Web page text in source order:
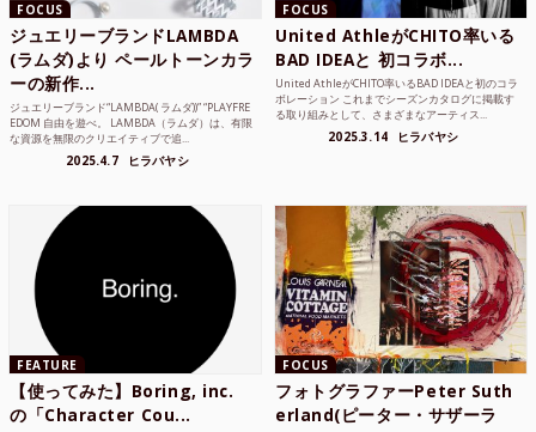
FOCUS
ジュエリーブランドLAMBDA
(ラムダ)より ペールトーンカラ
ーの新作...
ジュエリーブランド“LAMBDA( ラムダ))” “PLAYFRE
EDOM 自由を遊べ。 LAMBDA（ラムダ）は、有限
な資源を無限のクリエイティブで追...
2025.4.7 ヒラバヤシ
FOCUS
United AthleがCHITO率いる
BAD IDEAと 初コラボ...
United AthleがCHITO率いるBAD IDEAと初のコラ
ボレーション これまでシーズンカタログに掲載す
る取り組みとして、さまざまなアーティス...
2025.3.14 ヒラバヤシ
FEATURE
【使ってみた】Boring, inc.
の「Character Cou...
FOCUS
フォトグラファーPeter Suth
erland(ピーター・サザーラ